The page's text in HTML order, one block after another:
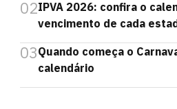
02IPVA 2026: confira o
vencimento de cada
03Quando começa o
calendário